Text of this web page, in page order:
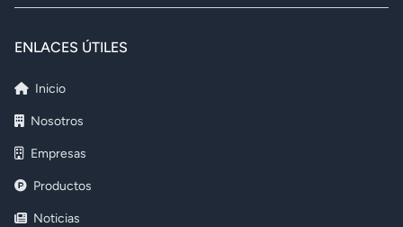
ENLACES ÚTILES
Inicio
Nosotros
Empresas
Productos
Noticias